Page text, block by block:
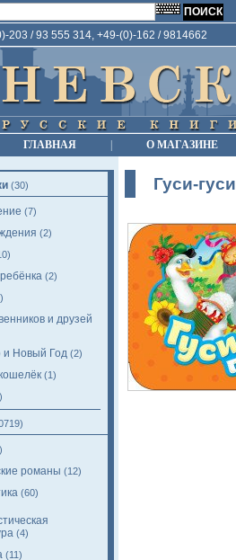
203 / 93 555 314, +49-(0)-162 / 9814662
ГЛАВНАЯ О МАГАЗИНЕ
(30)
(7)
(2)
(2)
и друзей
и Новый Год (2)
(1)
романы (12)
(60)
(4)
(11)
Гуси-гуси